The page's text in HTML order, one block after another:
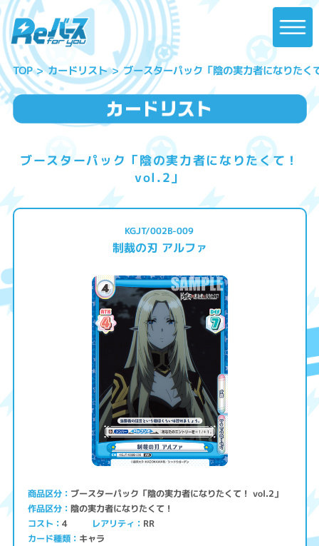
TOP カードリスト ブースターパック「陰の実力者になりた
ブースターパック「陰の実力者になりたくて！
vol.2」
KGJT/002B-009
制裁の刃 アルファ
商品区分 ブースターパック「陰の実力者になりたくて！ vol.2」
作品区分 陰の実力者になりたくて！
コスト 4 レアリティ RR
カード種類 キャラ